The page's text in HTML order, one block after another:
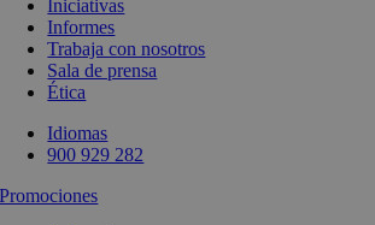
Iniciativas
Informes
Trabaja con nosotros
Sala de prensa
Ética
Idiomas
900 929 282
Promociones